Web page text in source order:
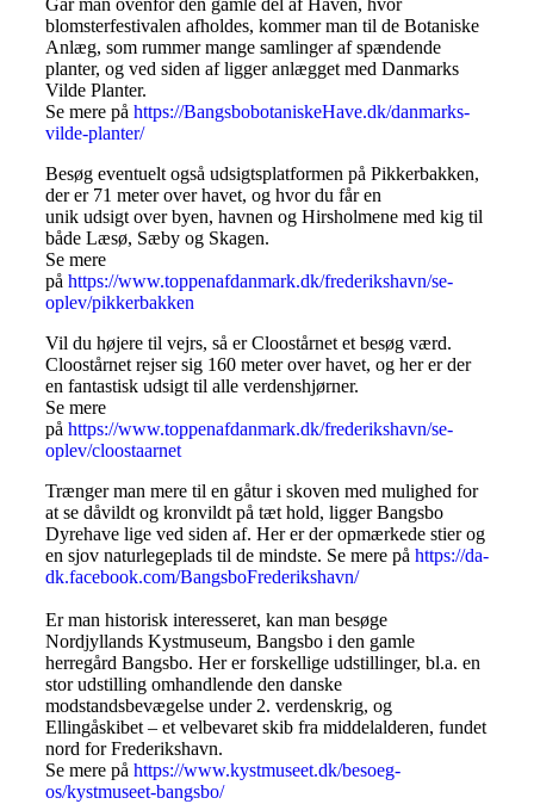
Går man ovenfor den gamle del af Haven, hvor
blomsterfestivalen afholdes, kommer man til de Botaniske
Anlæg, som rummer mange samlinger af spændende
planter, og ved siden af ligger anlægget med Danmarks
Vilde Planter.
Se mere på https://BangsbobotaniskeHave.dk/danmarks-
vilde-planter/
Besøg eventuelt også udsigtsplatformen på Pikkerbakken,
der er 71 meter over havet, og hvor du får en
unik udsigt over byen, havnen og Hirsholmene med kig til
både Læsø, Sæby og Skagen.
Se mere
på https://www.toppenafdanmark.dk/frederikshavn/se-
oplev/pikkerbakken
Vil du højere til vejrs, så er Cloostårnet et besøg værd.
Cloostårnet rejser sig 160 meter over havet, og her er der
en fantastisk udsigt til alle verdenshjørner.
Se mere
på https://www.toppenafdanmark.dk/frederikshavn/se-
oplev/cloostaarnet
Trænger man mere til en gåtur i skoven med mulighed for
at se dåvildt og kronvildt på tæt hold, ligger Bangsbo
Dyrehave lige ved siden af. Her er der opmærkede stier og
en sjov naturlegeplads til de mindste. Se mere på https://da-
dk.facebook.com/BangsboFrederikshavn/
Er man historisk interesseret, kan man besøge
Nordjyllands Kystmuseum, Bangsbo i den gamle
herregård Bangsbo. Her er forskellige udstillinger, bl.a. en
stor udstilling omhandlende den danske
modstandsbevægelse under 2. verdenskrig, og
Ellingåskibet – et velbevaret skib fra middelalderen, fundet
nord for Frederikshavn.
Se mere på https://www.kystmuseet.dk/besoeg-
os/kystmuseet-bangsbo/